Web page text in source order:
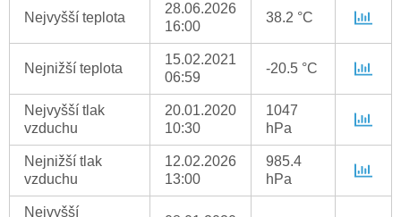
Nejvyšší teplota
28.06.2026
16:00
38.2 °C
Nejnižší teplota
15.02.2021
06:59
-20.5 °C
Nejvyšší tlak
vzduchu
20.01.2020
10:30
1047
hPa
Nejnižší tlak
vzduchu
12.02.2026
13:00
985.4
hPa
Nejvyšší